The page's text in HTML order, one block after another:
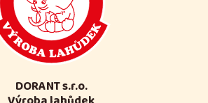
DORANT s.r.o.